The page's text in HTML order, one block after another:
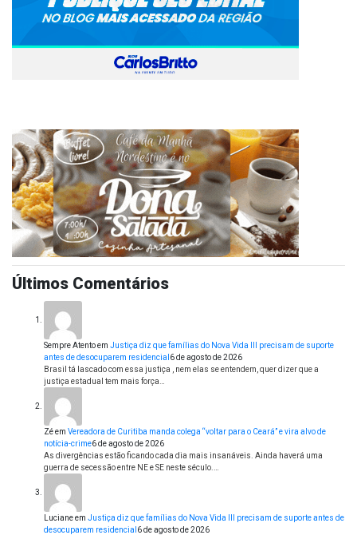
Últimos Comentários
Sempre Atentoem Justiça diz que famílias do Nova Vida III precisam de suporte
antes de desocuparem residencial 6 de agosto de 2026
Brasil tá lascado com essa justiça , nem elas se entendem, quer dizer que a
justiça estadual tem mais força…
Zéem Vereadora de Curitiba manda colega “voltar para o Ceará” e vira alvo de
notícia-crime6 de agosto de 2026
As divergências estão ficando cada dia mais insanáveis. Ainda haverá uma
guerra de secessão entre NE e SE neste século.…
Lucianeem Justiça diz que famílias do Nova Vida III precisam de suporte antes de
desocuparem residencial 6 de agosto de 2026